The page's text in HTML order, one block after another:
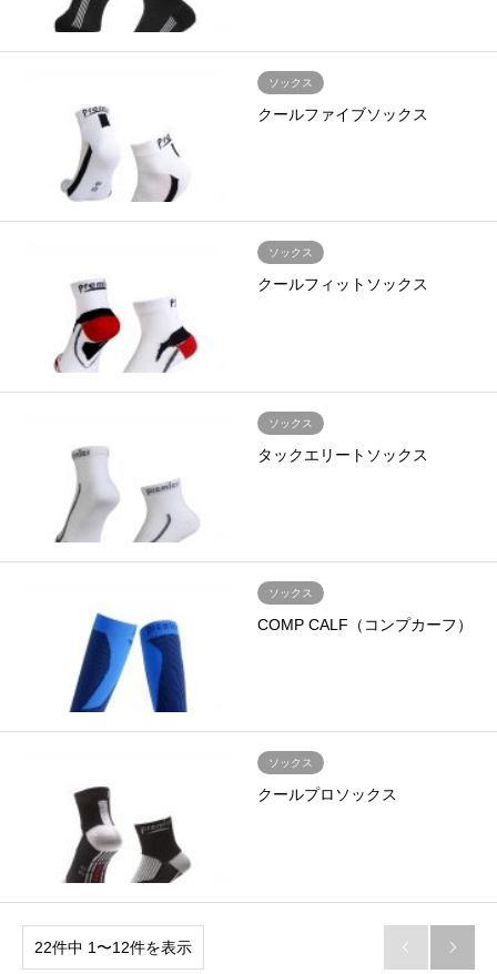
ソックス
クールファイブソックス
ソックス
クールフィットソックス
ソックス
タックエリートソックス
ソックス
COMP CALF（コンプカーフ）
ソックス
クールプロソックス
22件中 1〜12件を表示  